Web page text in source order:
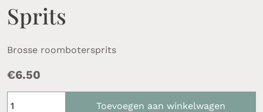
Sprits
Brosse roombotersprits
€6.50
Toevoegen aan winkelwagen